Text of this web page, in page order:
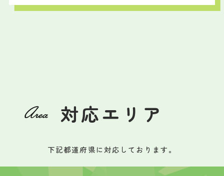
対応エリア
下記都道府県に対応しております。